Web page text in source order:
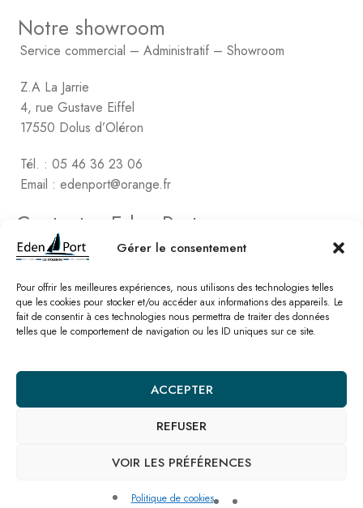
Gérer le consentement
Pour offrir les meilleures expériences, nous utilisons des technologies telles
que les cookies pour stocker et/ou accéder aux informations des appareils. Le
fait de consentir à ces technologies nous permettra de traiter des données
telles que le comportement de navigation ou les ID uniques sur ce site.
ACCEPTER
REFUSER
VOIR LES PRÉFÉRENCES
Politique de cookies
Notre showroom
Service commercial – Administratif – Showroom
Z.A La Jarrie
4, rue Gustave Eiffel
17550 Dolus d’Oléron
Tél. : 05 46 36 23 06
Email : edenport@orange.fr
Contactez Eden Port
Comptabilité
2, rue de Vert-Bois – La Gaconnière
17480 le Château d’Oléon
Tél. : 05 46 47 78 16